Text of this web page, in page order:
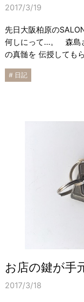
2017/3/19
先日大阪柏原の
何しにって…。 森島
の真髄を 伝授しても
# 日記
お店の鍵が手
2017/3/18